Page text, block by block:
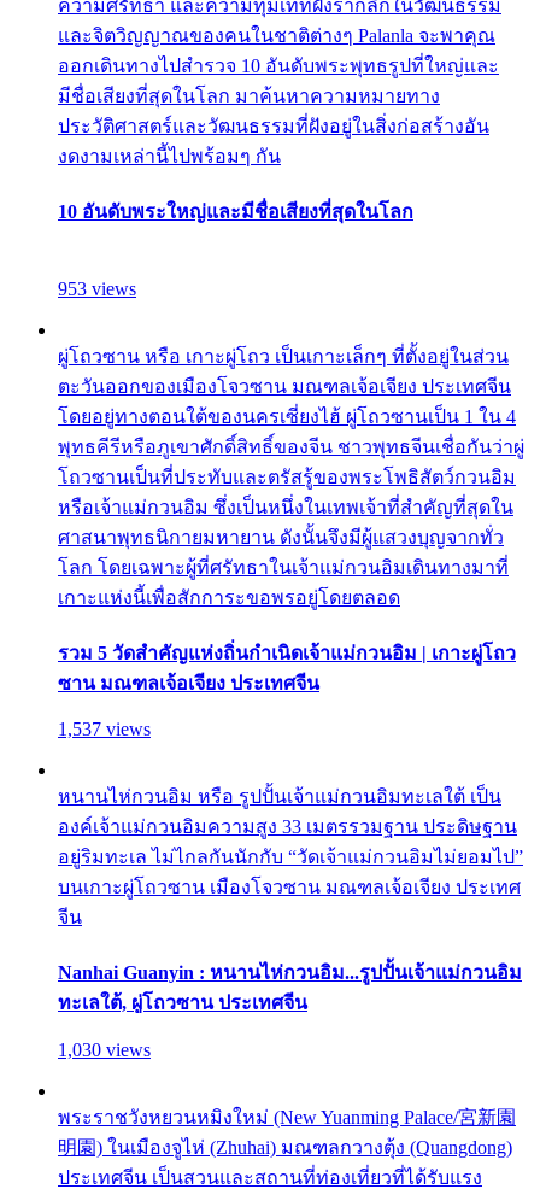
ความศรัทธา และความทุ่มเทที่ฝังรากลึกในวัฒนธรรม
และจิตวิญญาณของคนในชาติต่างๆ Palanla จะพาคุณ
ออกเดินทางไปสำรวจ 10 อันดับพระพุทธรูปที่ใหญ่และ
มีชื่อเสียงที่สุดในโลก มาค้นหาความหมายทาง
ประวัติศาสตร์และวัฒนธรรมที่ฝังอยู่ในสิ่งก่อสร้างอัน
งดงามเหล่านี้ไปพร้อมๆ กัน
10 อันดับพระใหญ่และมีชื่อเสียงที่สุดในโลก
953 views
ผู่โถวซาน หรือ เกาะผู่โถว เป็นเกาะเล็กๆ ที่ตั้งอยู่ในส่วน
ตะวันออกของเมืองโจวซาน มณฑลเจ้อเจียง ประเทศจีน
โดยอยู่ทางตอนใต้ของนครเซี่ยงไฮ้ ผู่โถวซานเป็น 1 ใน 4
พุทธคีรีหรือภูเขาศักดิ์สิทธิ์ของจีน ชาวพุทธจีนเชื่อกันว่าผู่
โถวซานเป็นที่ประทับและตรัสรู้ของพระโพธิสัตว์กวนอิม
หรือเจ้าแม่กวนอิม ซึ่งเป็นหนึ่งในเทพเจ้าที่สำคัญที่สุดใน
ศาสนาพุทธนิกายมหายาน ดังนั้นจึงมีผู้แสวงบุญจากทั่ว
โลก โดยเฉพาะผู้ที่ศรัทธาในเจ้าแม่กวนอิมเดินทางมาที่
เกาะแห่งนี้เพื่อสักการะขอพรอยู่โดยตลอด
รวม 5 วัดสำคัญแห่งถิ่นกำเนิดเจ้าแม่กวนอิม | เกาะผู่โถว
ซาน มณฑลเจ้อเจียง ประเทศจีน
1,537 views
หนานไห่กวนอิม หรือ รูปปั้นเจ้าแม่กวนอิมทะเลใต้ เป็น
องค์เจ้าแม่กวนอิมความสูง 33 เมตรรวมฐาน ประดิษฐาน
อยู่ริมทะเล ไม่ไกลกันนักกับ “วัดเจ้าแม่กวนอิมไม่ยอมไป”
บนเกาะผู่โถวซาน เมืองโจวซาน มณฑลเจ้อเจียง ประเทศ
จีน
Nanhai Guanyin : หนานไห่กวนอิม...รูปปั้นเจ้าแม่กวนอิม
ทะเลใต้, ผู่โถวซาน ประเทศจีน
1,030 views
พระราชวังหยวนหมิงใหม่ (New Yuanming Palace/宮新園
明園) ในเมืองจูไห่ (Zhuhai) มณฑลกวางตุ้ง (Quangdong)
ประเทศจีน เป็นสวนและสถานที่ท่องเที่ยวที่ได้รับแรง